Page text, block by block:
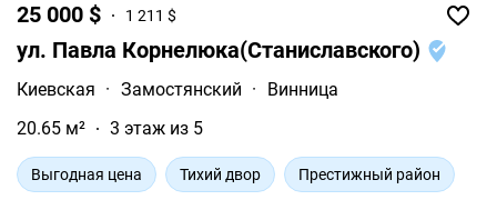
25 000 $ 1 211 $
ул. Павла Корнелюка(Станиславского)
Киевская · Замостянский ·
Винница
20.65 м²
3 этаж из 5
Выгодная цена Тихий двор Престижный район